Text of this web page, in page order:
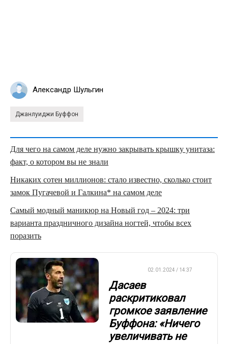
Александр Шульгин
Джанлуиджи Буффон
Для чего на самом деле нужно закрывать крышку унитаза:
факт, о котором вы не знали
Никаких сотен миллионов: стало известно, сколько стоит
замок Пугачевой и Галкина* на самом деле
Самый модный маникюр на Новый год – 2024: три
варианта праздничного дизайна ногтей, чтобы всех
поразить
02.01.2024 / 14:37
Дасаев
раскритиковал
громкое заявление
Буффона: «Ничего
увеличивать не